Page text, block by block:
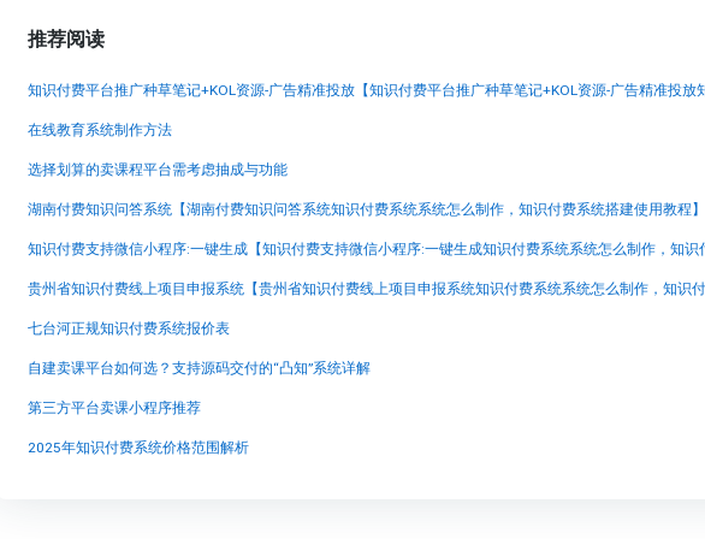
推荐阅读
在线教育系统制作方法
选择划算的卖课程平台需考虑抽成与功能
湖南付费知识问答系统【湖南付费知识问答系统知识付费系统系统怎么制作，知识付费系统搭建使用教程】
七台河正规知识付费系统报价表
自建卖课平台如何选？支持源码交付的“凸知”系统详解
第三方平台卖课小程序推荐
2025年知识付费系统价格范围解析